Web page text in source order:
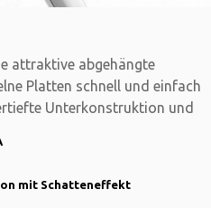
attraktive abgehängte
Platten schnell und einfach
Unterkonstruktion und
mit Schatteneffekt